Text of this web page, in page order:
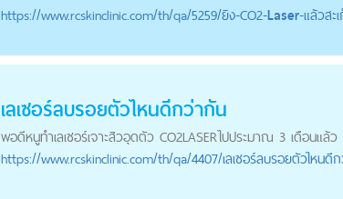
https://www.rcskinclinic.com/th/qa/5259/ยิง-CO2-Laser-แล้วสะ
เลเซอร์ลบรอยตัวไหนดีกว่ากัน
พอดีหนูทำเลเซอร์เจาะสิวอุดตัว CO2LASERไปประมาณ 3 เดือนแล้ว
https://www.rcskinclinic.com/th/qa/4407/เลเซอร์ลบรอยตัวไหนดี